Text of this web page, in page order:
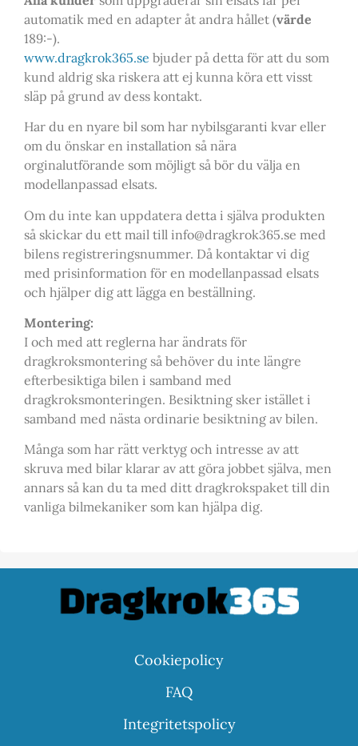
automatik med en adapter åt andra hållet (värde
189:-).
www.dragkrok365.se bjuder på detta för att du som
kund aldrig ska riskera att ej kunna köra ett visst
släp på grund av dess kontakt.
Har du en nyare bil som har nybilsgaranti kvar eller
om du önskar en installation så nära
orginalutförande som möjligt så bör du välja en
modellanpassad elsats.
Om du inte kan uppdatera detta i själva produkten
så skickar du ett mail till info@dragkrok365.se med
bilens registreringsnummer. Då kontaktar vi dig
med prisinformation för en modellanpassad elsats
och hjälper dig att lägga en beställning.
Montering:
I och med att reglerna har ändrats för
dragkroksmontering så behöver du inte längre
efterbesiktiga bilen i samband med
dragkroksmonteringen. Besiktning sker istället i
samband med nästa ordinarie besiktning av bilen.
Många som har rätt verktyg och intresse av att
skruva med bilar klarar av att göra jobbet själva, men
annars så kan du ta med ditt dragkrokspaket till din
vanliga bilmekaniker som kan hjälpa dig.
Cookiepolicy
FAQ
Integritetspolicy